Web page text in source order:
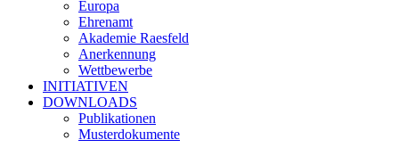
Europa
Ehrenamt
Akademie Raesfeld
Anerkennung
Wettbewerbe
INITIATIVEN
DOWNLOADS
Publikationen
Musterdokumente